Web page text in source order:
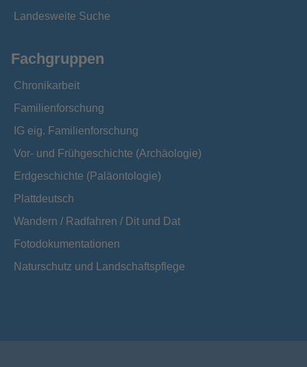
Landesweite Suche
Fachgruppen
Chronikarbeit
Familienforschung
IG eig. Familienforschung
Vor- und Frühgeschichte (Archäologie)
Erdgeschichte (Paläontologie)
Plattdeutsch
Wandern / Radfahren / Dit und Dat
Fotodokumentationen
Naturschutz und Landschaftspflege